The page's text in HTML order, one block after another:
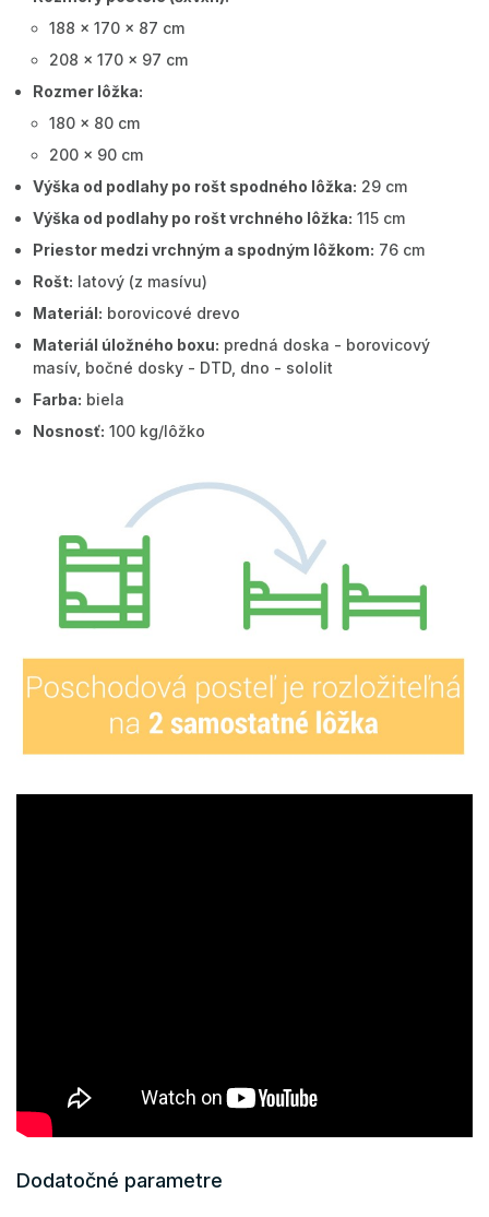
188 x 170 x 87 cm
208 x 170 x 97 cm
Rozmer lôžka:
180 x 80 cm
200 x 90 cm
Výška od podlahy po rošt spodného lôžka: 29 cm
Výška od podlahy po rošt vrchného lôžka: 115 cm
Priestor medzi vrchným a spodným lôžkom: 76 cm
Rošt: latový (z masívu)
Materiál: borovicové drevo
Materiál úložného boxu: predná doska - borovicový
masív, bočné dosky - DTD, dno - sololit
Farba: biela
Nosnosť: 100 kg/lôžko
Dodatočné parametre